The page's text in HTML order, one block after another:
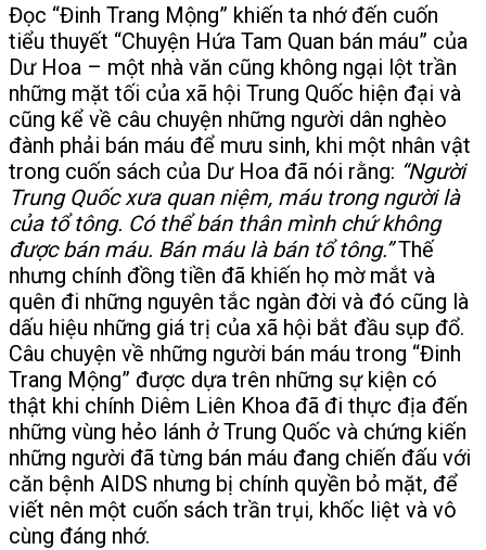
Đọc “Đinh Trang Mộng” khiến ta nhớ đến cuốn
tiểu thuyết “Chuyện Hứa Tam Quan bán máu” của
Dư Hoa – một nhà văn cũng không ngại lột trần
những mặt tối của xã hội Trung Quốc hiện đại và
cũng kể về câu chuyện những người dân nghèo
đành phải bán máu để mưu sinh, khi một nhân vật
trong cuốn sách của Dư Hoa đã nói rằng: “Người
Trung Quốc xưa quan niệm, máu trong người là
của tổ tông. Có thể bán thân mình chứ không
được bán máu. Bán máu là bán tổ tông.”Thế
nhưng chính đồng tiền đã khiến họ mờ mắt và
quên đi những nguyên tắc ngàn đời và đó cũng là
dấu hiệu những giá trị của xã hội bắt đầu sụp đổ.
Câu chuyện về những người bán máu trong “Đinh
Trang Mộng” được dựa trên những sự kiện có
thật khi chính Diêm Liên Khoa đã đi thực địa đến
những vùng hẻo lánh ở Trung Quốc và chứng kiến
những người đã từng bán máu đang chiến đấu với
căn bệnh AIDS nhưng bị chính quyền bỏ mặt, để
viết nên một cuốn sách trần trụi, khốc liệt và vô
cùng đáng nhớ.